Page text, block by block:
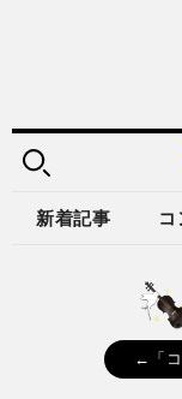
新着記事 コ
←「コ